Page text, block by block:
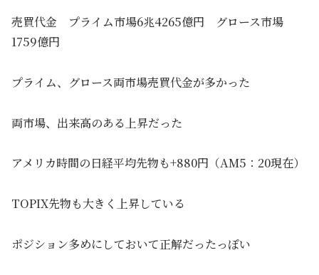
売買代金 プライム市場6兆4265億円 グロース市場
1759億円
プライム、グロース両市場売買代金が多かった
両市場、出来高のある上昇だった
アメリカ時間の日経平均先物も+880円（AM5：20現在）
TOPIX先物も大きく上昇している
ポジション多めにしておいて正解だったっぽい